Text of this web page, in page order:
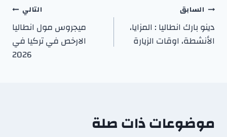
السابق
دينو بارك انطاليا : المزايا،
الأنشطة، اوقات الزيارة
التالي
ميجروس مول انطاليا
الارخص في تركيا في
2026
موضوعات ذات صلة